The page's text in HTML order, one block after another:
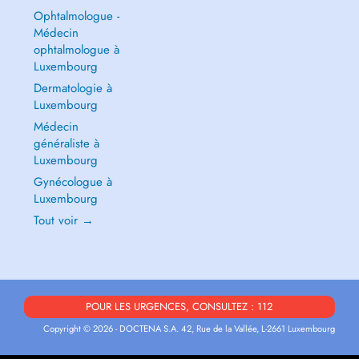
Ophtalmologue -
Médecin
ophtalmologue à
Luxembourg
Dermatologie à
Luxembourg
Médecin
généraliste à
Luxembourg
Gynécologue à
Luxembourg
Tout voir →
POUR LES URGENCES, CONSULTEZ : 112
Copyright © 2026 - DOCTENA S.A. 42, Rue de la Vallée, L-2661 Luxembourg